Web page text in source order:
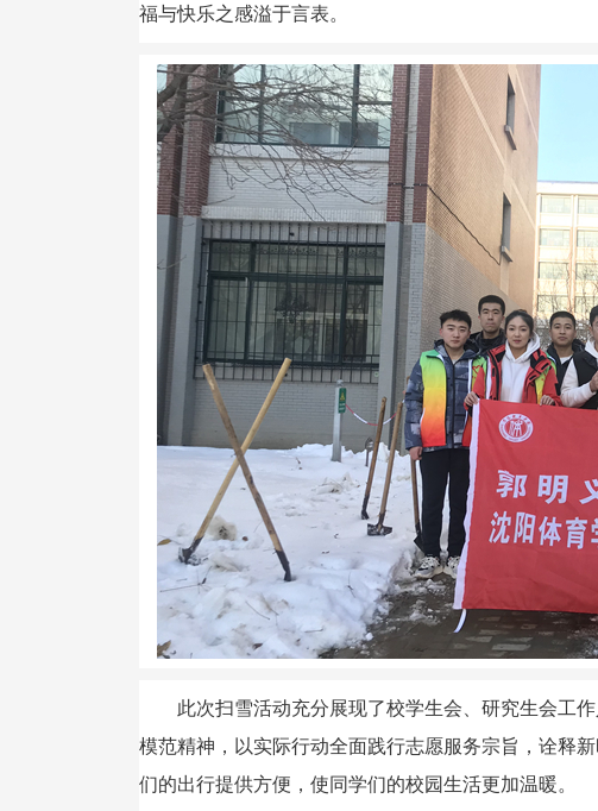
福与快乐之感溢于言表。
此次扫雪活动充分展现了校学生会、研究生会工
模范精神，以实际行动全面践行志愿服务宗旨，诠释
们的出行提供方便，使同学们的校园生活更加温暖。